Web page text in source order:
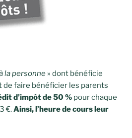
la personne » dont bénéficie
de faire bénéficier les parents
d’impôt de 50 % pour chaque
€.Ainsi, l’heure de cours leur